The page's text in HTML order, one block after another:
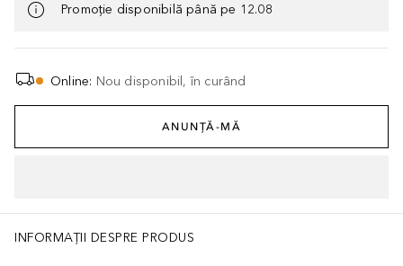
Promoție disponibilă până pe 12.08
Online: Nou disponibil, în curând
ANUNȚĂ-MĂ
INFORMAȚII DESPRE PRODUS